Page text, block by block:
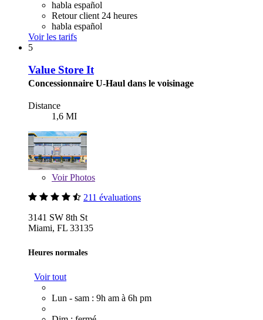
habla español
Retour client 24 heures
habla español
Voir les tarifs
5
Value Store It
Concessionnaire U-Haul dans le voisinage
Distance
1,6 MI
VoirPhotos
211 évaluations
3141 SW 8th St
Miami, FL 33135
Heures normales
Voir tout
Lun - sam : 9h am à 6h pm